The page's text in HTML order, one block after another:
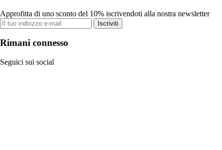
Approfitta di uno sconto del 10% iscrivendoti alla nostra newsletter
Iscriviti
Rimani connesso
Seguici sui social